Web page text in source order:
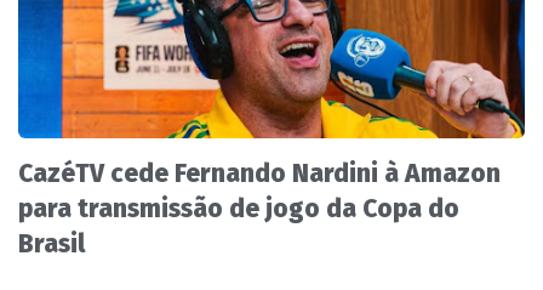
CazéTV cede Fernando Nardini à Amazon
para transmissão de jogo da Copa do
Brasil